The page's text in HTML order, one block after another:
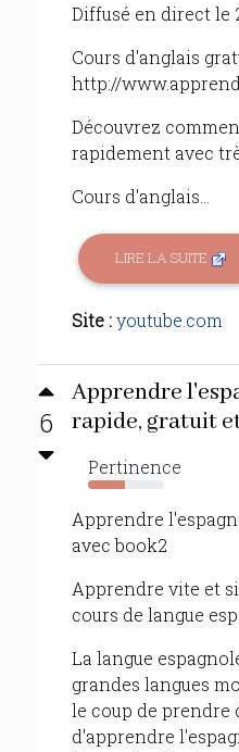
Diffusé en direct le
Cours d'anglais
http://
Découvrez
rapidement avec
Cours d'anglais...
LIRE LA SUITE
Site :youtube.com
6
Apprendre
rapide, gratuit
Pertinence
49%
Apprendre
avec book2
Apprendre vite et
cours de langue
La langue
grandes langues
le coup de prendre
d'apprendre